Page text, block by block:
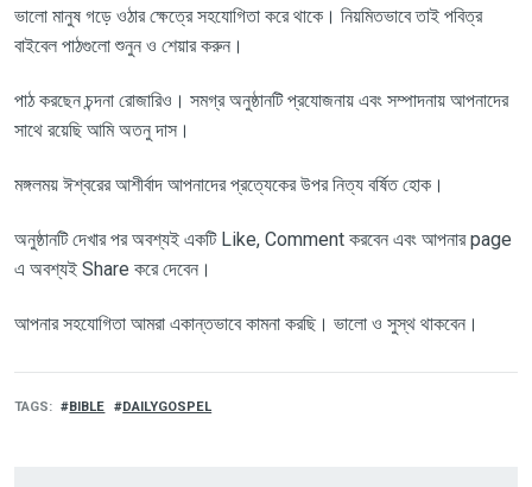
ভালো মানুষ গড়ে ওঠার ক্ষেত্রে সহযোগিতা করে থাকে। নিয়মিতভাবে তাই পবিত্র
বাইবেল পাঠগুলো শুনুন ও শেয়ার করুন।
পাঠ করছেন চন্দনা রোজারিও। সমগ্র অনুষ্ঠানটি প্রযোজনায় এবং সম্পাদনায় আপনাদের
সাথে রয়েছি আমি অতনু দাস।
মঙ্গলময় ঈশ্বরের আশীর্বাদ আপনাদের প্রত্যেকের উপর নিত্য বর্ষিত হোক।
অনুষ্ঠানটি দেখার পর অবশ্যই একটি Like, Comment করবেন এবং আপনারpage
এ অবশ্যই Share করে দেবেন।
আপনার সহযোগিতা আমরা একান্তভাবে কামনা করছি। ভালো ও সুস্থ থাকবেন।
TAGS BIBLE DAILYGOSPEL